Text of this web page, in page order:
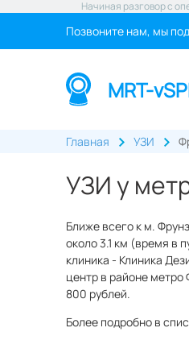
Начиная разговор с
Позвоните нам, мы
MRT-
Главная УЗИ
УЗИ у
Ближе всего к м.
около 3.1 км (время в
клиника - Клиника
центр в районе метро
800 рублей.
Более подробно в